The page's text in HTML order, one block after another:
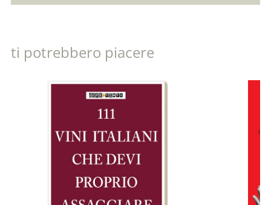
ti potrebbero piacere